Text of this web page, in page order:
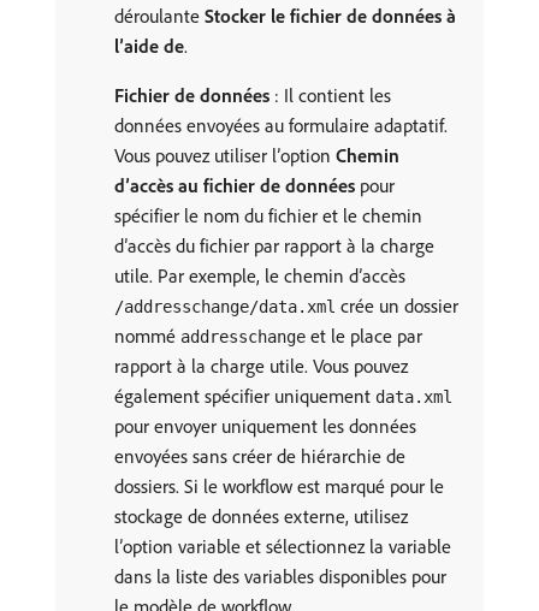
déroulante Stocker le fichier de données à
l’aide de.
Fichier de données : Il contient les
données envoyées au formulaire adaptatif.
Vous pouvez utiliser l’option Chemin
d’accès au fichier de données pour
spécifier le nom du fichier et le chemin
d’accès du fichier par rapport à la charge
utile. Par exemple, le chemin d’accès
/addresschange/data.xml crée un dossier
nommé addresschange et le place par
rapport à la charge utile. Vous pouvez
également spécifier uniquement data.xml
pour envoyer uniquement les données
envoyées sans créer de hiérarchie de
dossiers. Si le workflow est marqué pour le
stockage de données externe, utilisez
l’option variable et sélectionnez la variable
dans la liste des variables disponibles pour